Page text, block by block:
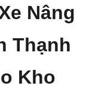
Nâng
Thạnh
Kho